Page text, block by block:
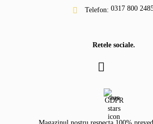
Telefon: 0317 800
Retele sociale.
GDPR